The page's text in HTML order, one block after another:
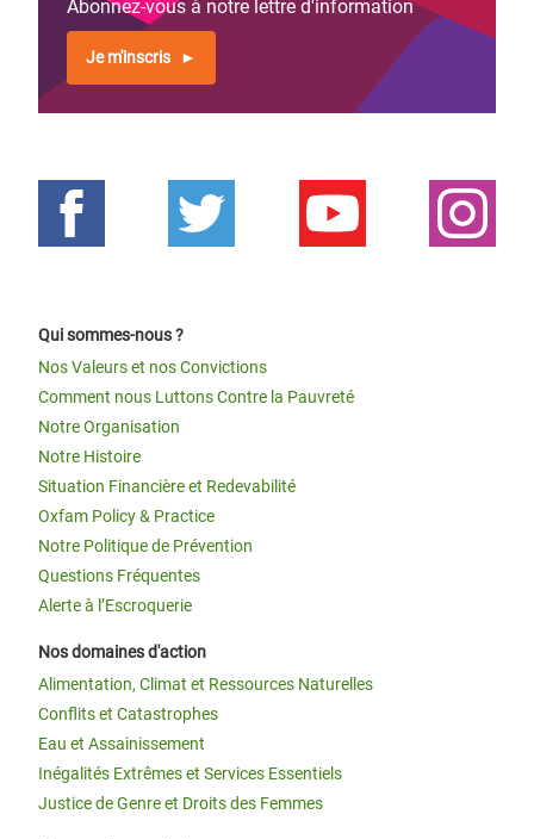
Abonnez-vous à notre lettre d'information
Je m'inscris
Qui sommes-nous ?
Nos Valeurs et nos Convictions
Comment nous Luttons Contre la Pauvreté
Notre Organisation
Notre Histoire
Situation Financière et Redevabilité
Oxfam Policy & Practice
Notre Politique de Prévention
Questions Fréquentes
Alerte à l’Escroquerie
Nos domaines d'action
Alimentation, Climat et Ressources Naturelles
Conflits et Catastrophes
Eau et Assainissement
Inégalités Extrêmes et Services Essentiels
Justice de Genre et Droits des Femmes